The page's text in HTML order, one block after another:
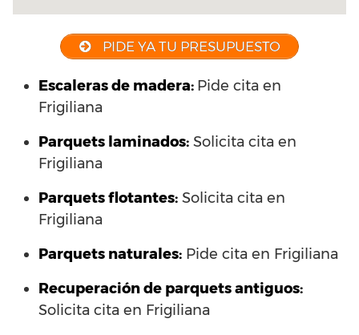
PIDE YA TU PRESUPUESTO
Escaleras de madera: Pide cita en
Frigiliana
Parquets laminados: Solicita cita en
Frigiliana
Parquets flotantes: Solicita cita en
Frigiliana
Parquets naturales: Pide cita en Frigiliana
Recuperación de parquets antiguos:
Solicita cita en Frigiliana